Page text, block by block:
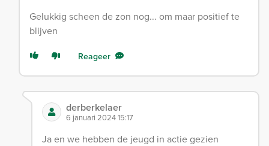
Gelukkig scheen de zon nog... om maar positief te
blijven
Reageer
derberkelaer
6 januari 2024 15:17
Ja en we hebben de jeugd in actie gezien